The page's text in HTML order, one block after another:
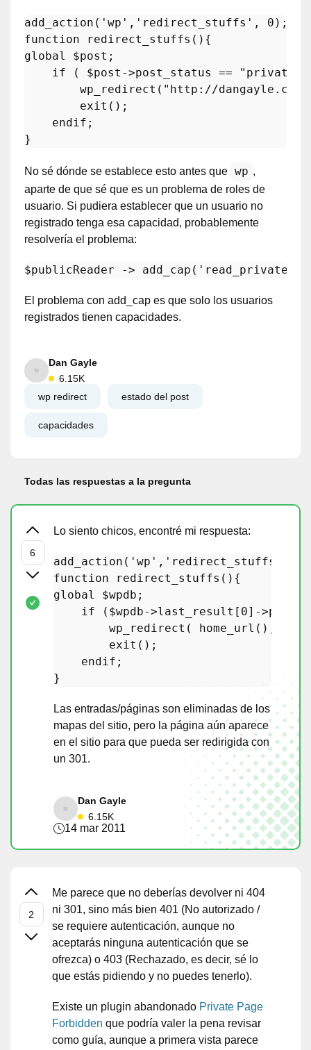
add_action ( 'wp' , 'redirect_stuffs' , 0
function
redirect_stuffs ( )
global
$post ;
if ( $post ->post_status == "private"
wp_redirect ( "http://
exit ();
endif ;
No sé dónde se establece esto antes que wp ,
aparte de que sé que es un problema de roles de
usuario. Si pudiera establecer que un usuario no
registrado tenga esa capacidad, probablemente
resolvería el problema:
$publicReader -> add_cap (
El problema con add_cap es que solo los usuarios
registrados tienen capacidades.
Dan Gayle
6.15K
wp redirect
estado del post
capacidades
Todas las respuestas a la pregunta
Lo siento chicos, encontré mi respuesta:
add_action ( 'wp' , 'redirect_stuffs'
function
redirect_stuffs ( )
global
$wpdb ;
if ( $wpdb->last_result[ 0]-
wp_redirect ( home_url (),
exit ();
endif ;
Las entradas/páginas son eliminadas de los
mapas del sitio, pero la página aún aparece
en el sitio para que pueda ser redirigida con
un 301.
Dan Gayle
6.15K
14 mar 2011
Me parece que no deberías devolver ni 404
ni 301, sino más bien 401 (No autorizado /
se requiere autenticación, aunque no
aceptarás ninguna autenticación que se
ofrezca) o 403 (Rechazado, es decir, sé lo
que estás pidiendo y no puedes tenerlo).
Existe un plugin abandonado Private Page
Forbidden que podría valer la pena revisar
como guía, aunque a primera vista parece